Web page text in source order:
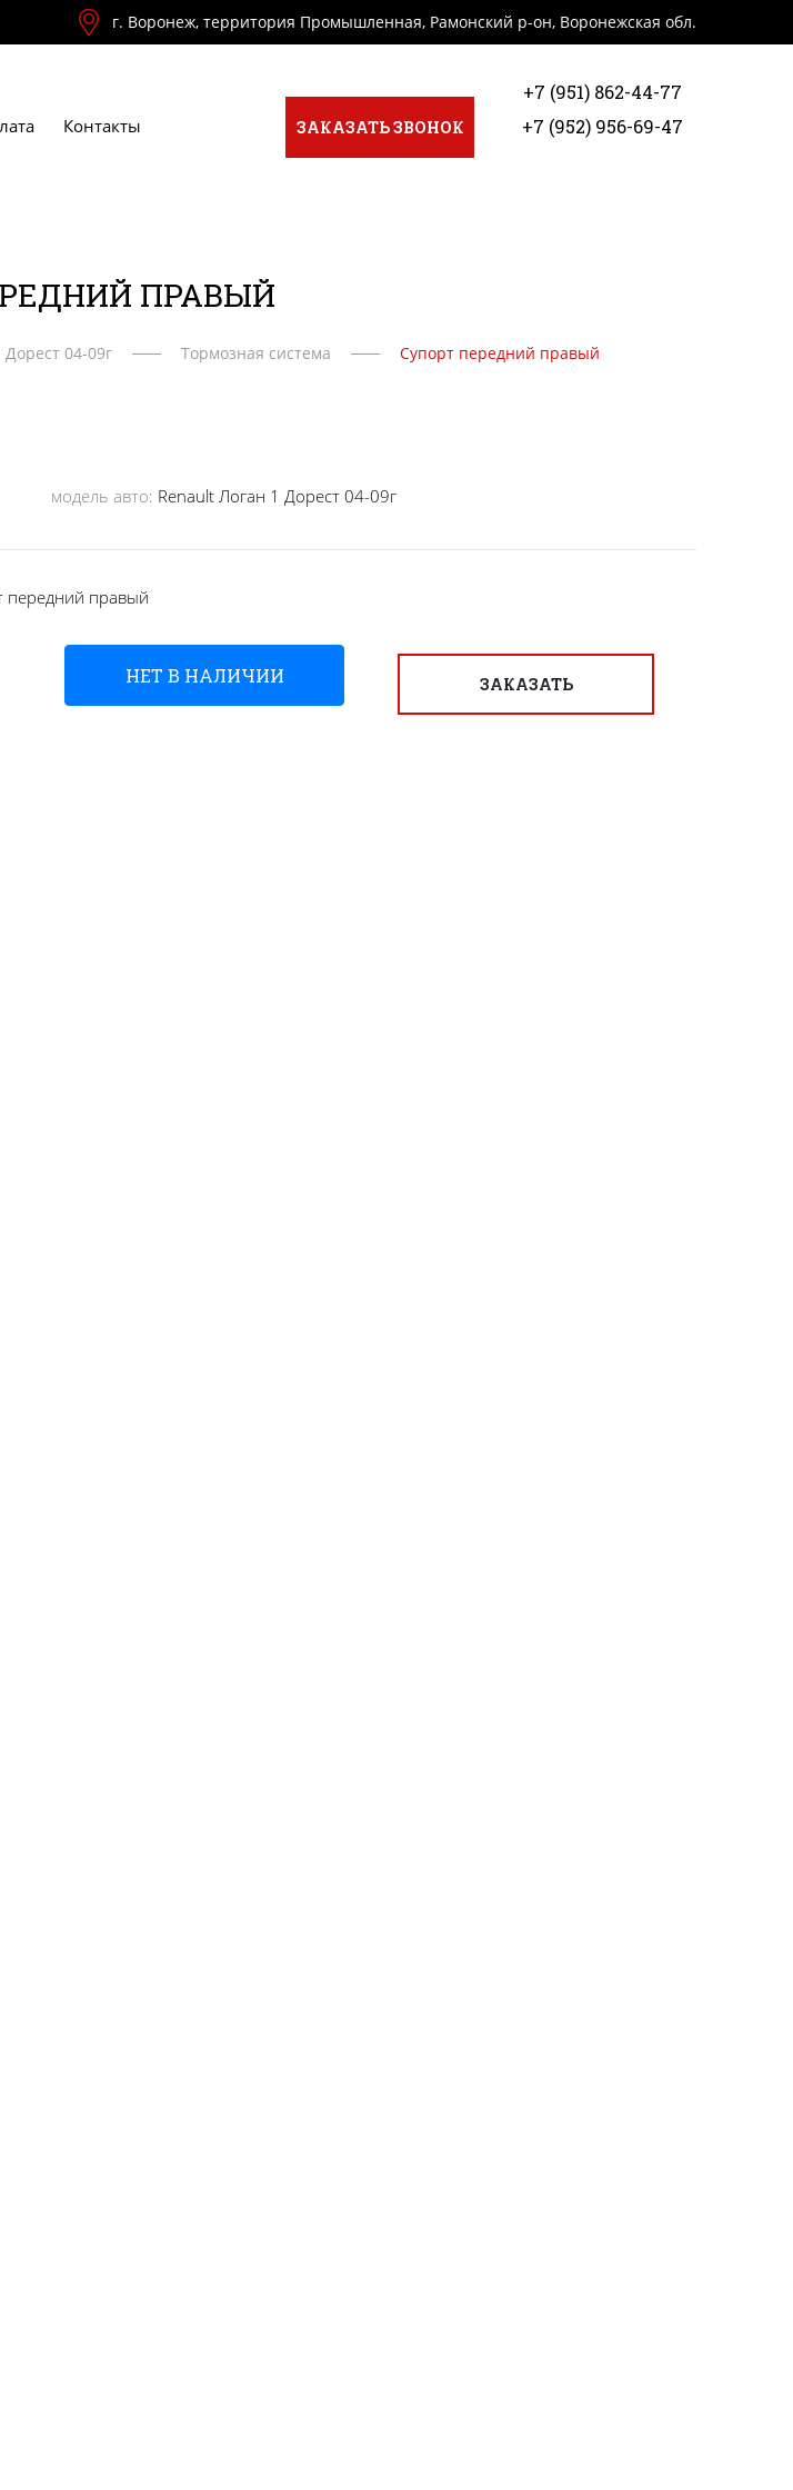
г. Воронеж, территория Промышленная, Рамонский р-он, Воронежская обл.
Контакты ЗАКАЗАТЬ ЗВОНОК
+7 (951) 862-44-77
+7 (952) 956-69-47
ПРАВЫЙ
04-09г Тормозная система Супорт передний правый
модель авто: Renault Логан 1 Дорест 04-09г
передний правый
НЕТ В НАЛИЧИИ ЗАКАЗАТЬ